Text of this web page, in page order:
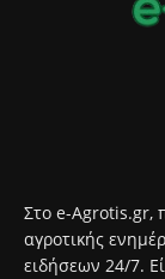
Στο e-Agrotis.gr,
αγροτικής
ειδήσεων 24/7.